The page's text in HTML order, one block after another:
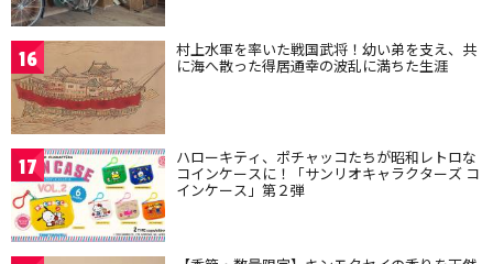
16 村上水軍を率いた戦国武将！幼い弟を支え、共
に海へ散った得居通幸の波乱に満ちた生涯
17 ハローキティ、ポチャッコたちが昭和レトロな
コインケースに！「サンリオキャラクターズ コ
インケース」第２弾